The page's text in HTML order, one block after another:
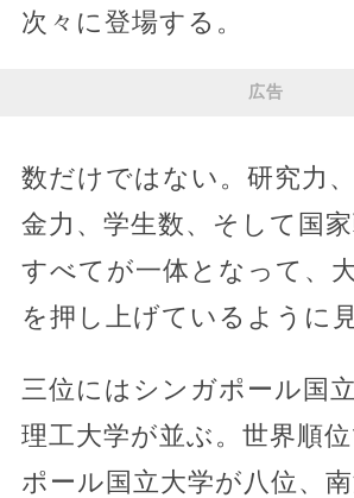
次々に登場する。
広告
数だけではない。研究力
金力、学生数、そして国
すべてが一体となって、
を押し上げているように
三位にはシンガポール国
理工大学が並ぶ。世界順
ポール国立大学が八位、